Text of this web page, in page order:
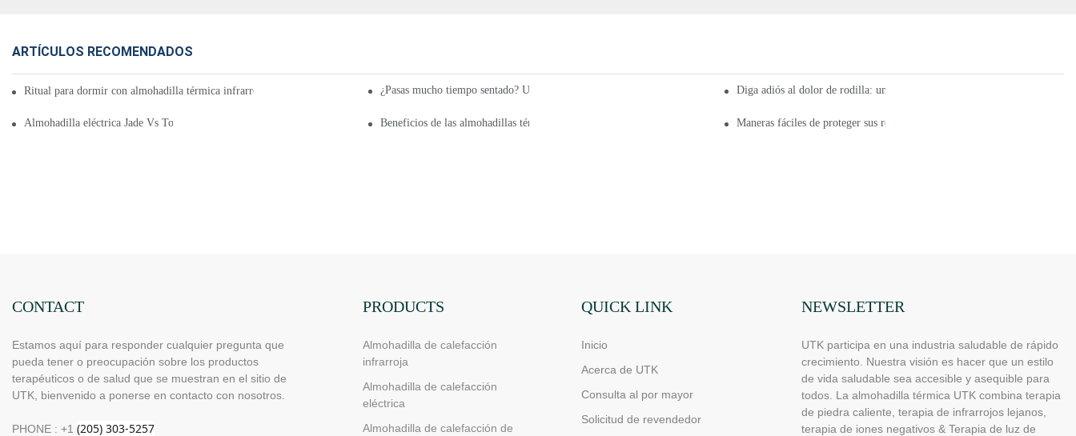
ARTÍCULOS RECOMENDADOS
Ritual para dormir con almohadilla térmica infrarroja lejana: Relájate con lavanda, meditación y música¿Pasas mucho tiempo sentado? Usa calor infrarrojo lejano para aliviar la presión en los glúteos y las molestias ciáticas.
Diga adiós al dolor de rodilla: un plan de tratamiento eficaz para las
Almohadilla eléctrica Jade Vs Tourmaline. ¿Cuál es la mejor opción? Beneficios de las almohadillas térmicas de terapia de calor infrarrojo lejano para personas mayoresManeras fáciles de proteger sus rodillas del dolor de la osteoartritis
CONTACT
Estamos aquí para responder cualquier pregunta que
pueda tener o preocupación sobre los productos
terapéuticos o de salud que se muestran en el sitio de
UTK, bienvenido a ponerse en contacto con nosotros.
PHONE : +1
PRODUCTS
Almohadilla de calefacción
infrarroja
Almohadilla de calefacción
eléctrica
Almohadilla de calefacción de
QUICK LINK
Inicio
Acerca de UTK
Consulta al por mayor
Solicitud de revendedor
NEWSLETTER
UTK participa en una industria saludable de rápido
crecimiento. Nuestra visión es hacer que un estilo
de vida saludable sea accesible y asequible para
todos. La almohadilla térmica UTK combina terapia
de piedra caliente, terapia de infrarrojos lejanos,
terapia de iones negativos & Terapia de luz de